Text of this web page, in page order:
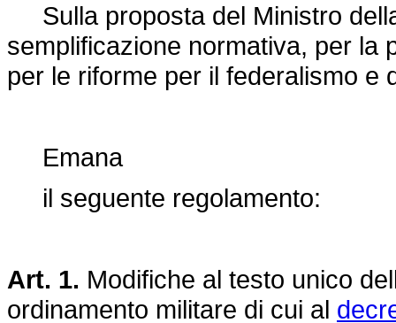
Sulla proposta del Ministro
semplificazione normativa, per la
per le riforme per il federalismo e
Emana
il seguente regolamento:
Art. 1. Modifiche al testo unico
ordinamento militare di cui al